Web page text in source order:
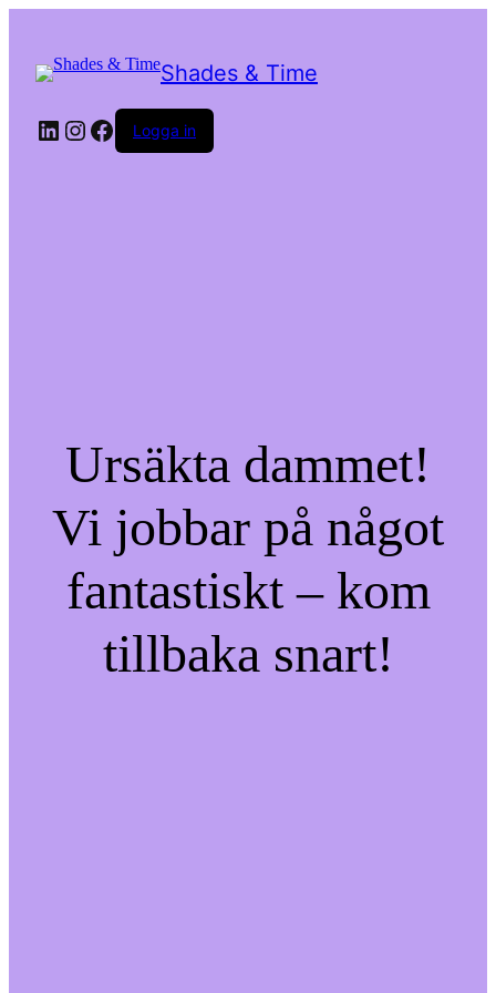
Shades & Time
LinkedIn
Instagram
Facebook
Logga in
Ursäkta dammet!
Vi jobbar på något
fantastiskt – kom
tillbaka snart!